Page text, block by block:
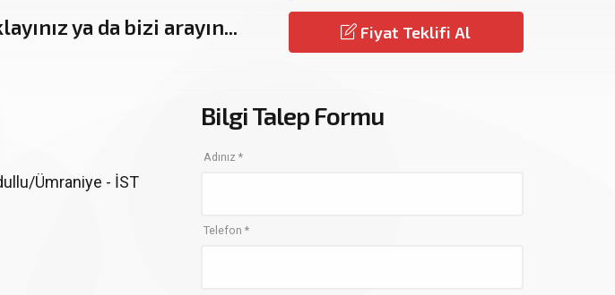
ya da bizi arayın... Fiyat Teklifi Al
Ümraniye - İST
Bilgi Talep Formu
Adınız *
Telefon *